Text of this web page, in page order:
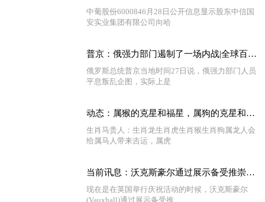
中葡股份6000846月28日公开信息显示股东中信国
安实业集团有限公司向哈
普京：俄强力部门遏制了一场内战|全球百事通
俄罗斯总统普京当地时间27日说，俄强力部门人员
平息叛乱企图，实际上是
动态：属猴的克星和福星，属狗的克星和福星
生肖马贵人：生肖龙生肖虎生肖猴生肖狗属龙人会
给属马人带来吉运，属虎
当前讯息：沃克斯豪尔通过展示备受推崇的限量版Corsa Griffin
现在是在英国举行庆祝活动的时候，沃克斯豪尔
(Vauxhall)通过展示备受推